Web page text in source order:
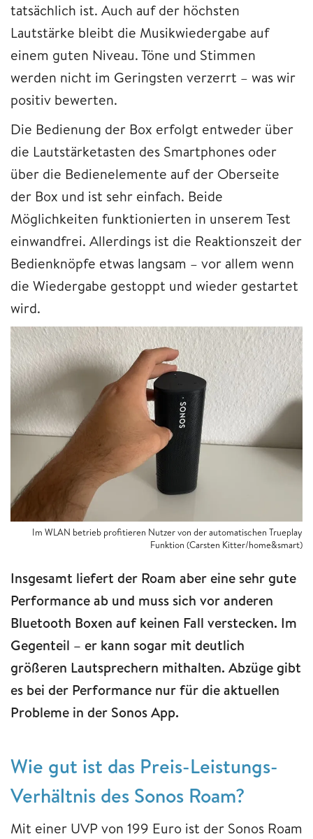
tatsächlich ist. Auch auf der höchsten
Lautstärke bleibt die Musikwiedergabe auf
einem guten Niveau. Töne und Stimmen
werden nicht im Geringsten verzerrt – was wir
positiv bewerten.
Die Bedienung der Box erfolgt entweder über
die Lautstärketasten des Smartphones oder
über die Bedienelemente auf der Oberseite
der Box und ist sehr einfach. Beide
Möglichkeiten funktionierten in unserem Test
einwandfrei. Allerdings ist die Reaktionszeit der
Bedienknöpfe etwas langsam – vor allem wenn
die Wiedergabe gestoppt und wieder gestartet
wird.
Im WLAN betrieb profitieren Nutzer von der automatischen Trueplay
Funktion (Carsten Kitter/home&smart)
Insgesamt liefert der Roam aber eine sehr gute
Performance ab und muss sich vor anderen
Bluetooth Boxen auf keinen Fall verstecken. Im
Gegenteil – er kann sogar mit deutlich
größeren Lautsprechern mithalten. Abzüge gibt
es bei der Performance nur für die aktuellen
Probleme in der Sonos App.
Wie gut ist das Preis-Leistungs-
Verhältnis des Sonos Roam?
Mit einer UVP von 199 Euro ist der Sonos Roam